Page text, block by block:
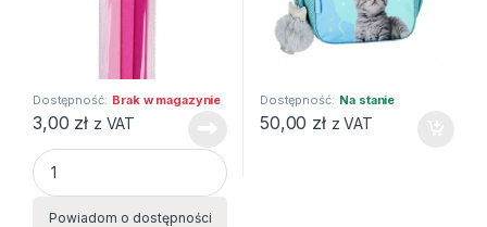
Dostępność: Brak w magazynie
3,00 zł z VAT
BIBUŁA MARSZCZONA 25X200 MIX RÓŻOWY 3szt HAPPY
Powiadom o dostępności
Dostępność: Na stanie
50,00 zł z VAT